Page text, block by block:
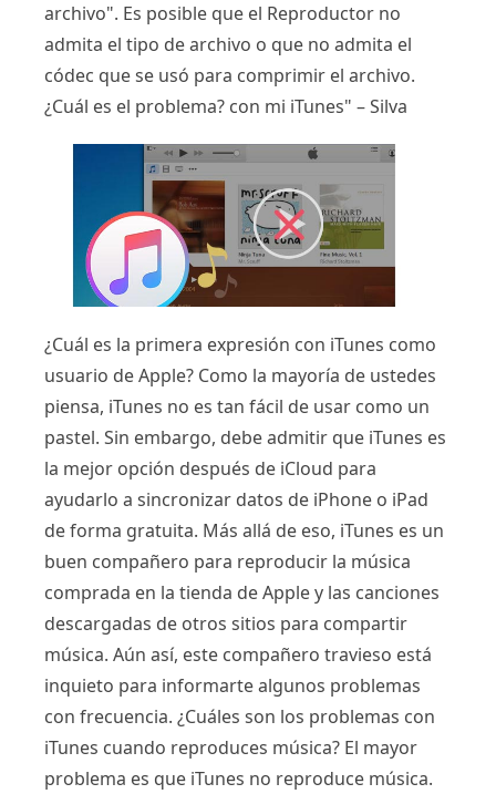
archivo". Es posible que el Reproductor no
admita el tipo de archivo o que no admita el
códec que se usó para comprimir el archivo.
¿Cuál es el problema? con mi iTunes" – Silva
¿Cuál es la primera expresión con iTunes como
usuario de Apple? Como la mayoría de ustedes
piensa, iTunes no es tan fácil de usar como un
pastel. Sin embargo, debe admitir que iTunes es
la mejor opción después de iCloud para
ayudarlo a sincronizar datos de iPhone o iPad
de forma gratuita. Más allá de eso, iTunes es un
buen compañero para reproducir la música
comprada en la tienda de Apple y las canciones
descargadas de otros sitios para compartir
música. Aún así, este compañero travieso está
inquieto para informarte algunos problemas
con frecuencia. ¿Cuáles son los problemas con
iTunes cuando reproduces música? El mayor
problema es que iTunes no reproduce música.